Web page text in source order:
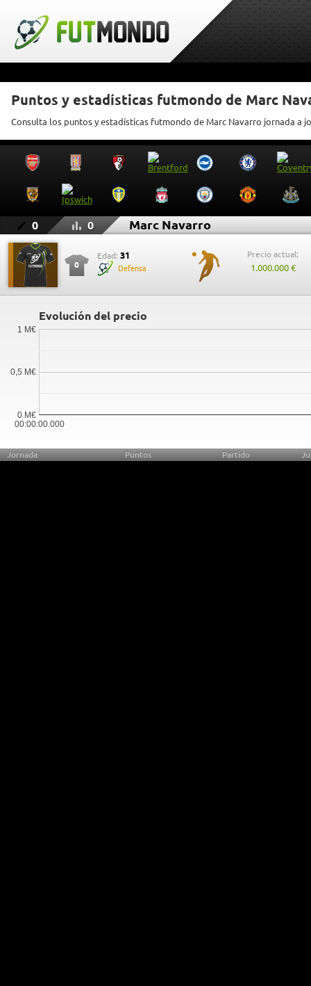
Puntos y estadísticas futmondo de Marc
Consulta los puntos y estadísticas futmondo de Marc Navarro jornada a
0 0 Marc Navarro
0
Edad: 31
Defensa
Precio actual:
1.000.000 €
Evolución del precio
00:00:00.000
0 M€
0,5 M€
1 M€
Jornada Puntos Partido